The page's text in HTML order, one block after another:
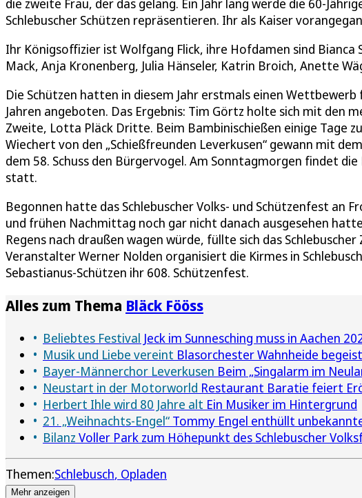
die zweite Frau, der das gelang. Ein Jahr lang werde die 60-
Schlebuscher Schützen repräsentieren. Ihr als Kaiser
Ihr Königsoffizier ist Wolfgang Flick, ihre Hofdamen sind Bianca
Mack, Anja Kronenberg, Julia Hänseler, Katrin Broich, Anette
Die Schützen hatten in diesem Jahr erstmals einen Wettbewerb
Jahren angeboten. Das Ergebnis: Tim Görtz holte sich mit den
Zweite, Lotta Pläck Dritte. Beim Bambinischießen einige Tage
Wiechert von den „Schießfreunden Leverkusen“ gewann mit
dem 58. Schuss den Bürgervogel. Am Sonntagmorgen findet
statt.
Begonnen hatte das Schlebuscher Volks- und Schützenfest an
und frühen Nachmittag noch gar nicht danach ausgesehen
Regens nach draußen wagen würde, füllte sich das
Veranstalter Werner Nolden organisiert die Kirmes in
Sebastianus-Schützen ihr 608. Schützenfest.
Alles zum Thema Bläck Fööss
Beliebtes Festival Jeck im Sunnesching muss in Aachen
Musik und Liebe vereint Blasorchester Wahnheide
Bayer-Männerchor Leverkusen Beim „Singalarm im
Neustart in der Motorworld Restaurant Baratie feiert
Herbert Ihle wird 80 Jahre alt Ein Musiker im Hintergrund
21. „Weihnachts-Engel“ Tommy Engel enthüllt
Bilanz Voller Park zum Höhepunkt des Schlebuscher
Themen:Schlebusch Opladen
Mehr anzeigen